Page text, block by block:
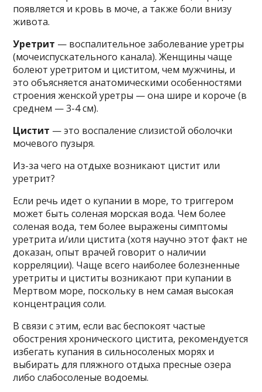
появляется и кровь в моче, а также боли внизу
живота.
Уретрит — воспалительное заболевание уретры
(мочеиспускательного канала). Женщины чаще
болеют уретритом и циститом, чем мужчины, и
это объясняется анатомическими особенностями
строения женской уретры — она шире и короче (в
среднем — 3-4 см).
Цистит — это воспаление слизистой оболочки
мочевого пузыря.
Из-за чего на отдыхе возникают цистит или
уретрит?
Если речь идет о купании в море, то триггером
может быть соленая морская вода. Чем более
соленая вода, тем более выражены симптомы
уретрита и/или цистита (хотя научно этот факт не
доказан, опыт врачей говорит о наличии
корреляции). Чаще всего наиболее болезненные
уретриты и циститы возникают при купании в
Мертвом море, поскольку в нем самая высокая
концентрация соли.
В связи с этим, если вас беспокоят частые
обострения хронического цистита, рекомендуется
избегать купания в сильносоленых морях и
выбирать для пляжного отдыха пресные озера
либо слабосоленые водоемы.